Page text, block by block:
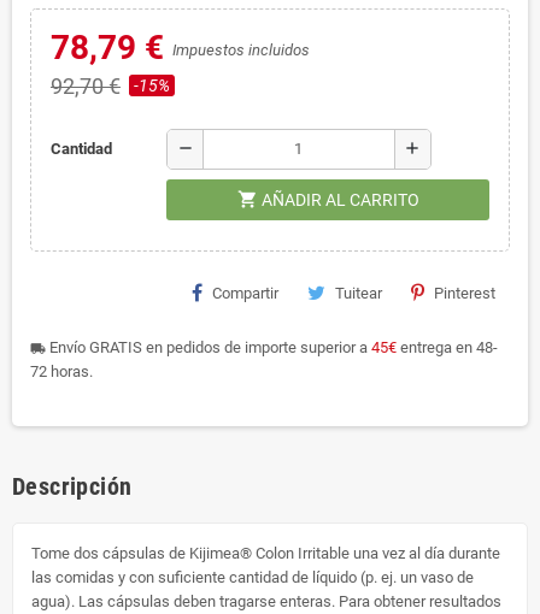
78,79 € Impuestos incluidos
92,70 € -15%
Cantidad remove add
shopping_cart AÑADIR AL CARRITO
Compartir Tuitear Pinterest
local_shipping Envío GRATIS en pedidos de importe superior a 45€ entrega en 48-
72 horas.
Descripción
Tome dos cápsulas de Kijimea® Colon Irritable una vez al día durante
las comidas y con suficiente cantidad de líquido (p. ej. un vaso de
agua). Las cápsulas deben tragarse enteras. Para obtener resultados